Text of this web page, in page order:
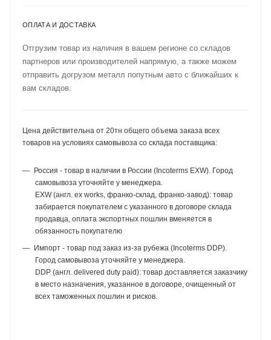
ОПЛАТА И ДОСТАВКА
Отгрузим товар из наличия в вашем регионе со складов
партнеров или производителей напрямую, а также можем
отправить догрузом металл попутным авто с ближайших к
вам складов.
Цена действительна от 20тн общего объема заказа всех
товаров на условиях самовывоза со склада поставщика:
Россия - товар в наличии в России (Incoterms EXW). Город
самовывоза уточняйте у менеджера.
EXW (англ. ex works, франко-склад, франко-завод): товар
забирается покупателем с указанного в договоре склада
продавца, оплата экспортных пошлин вменяется в
обязанность покупателю
Импорт - товар под заказ из-за рубежа (Incoterms DDP).
Город самовывоза уточняйте у менеджера.
DDP (англ. delivered duty paid): товар доставляется заказчику
в место назначения, указанное в договоре, очищенный от
всех таможенных пошлин и рисков.